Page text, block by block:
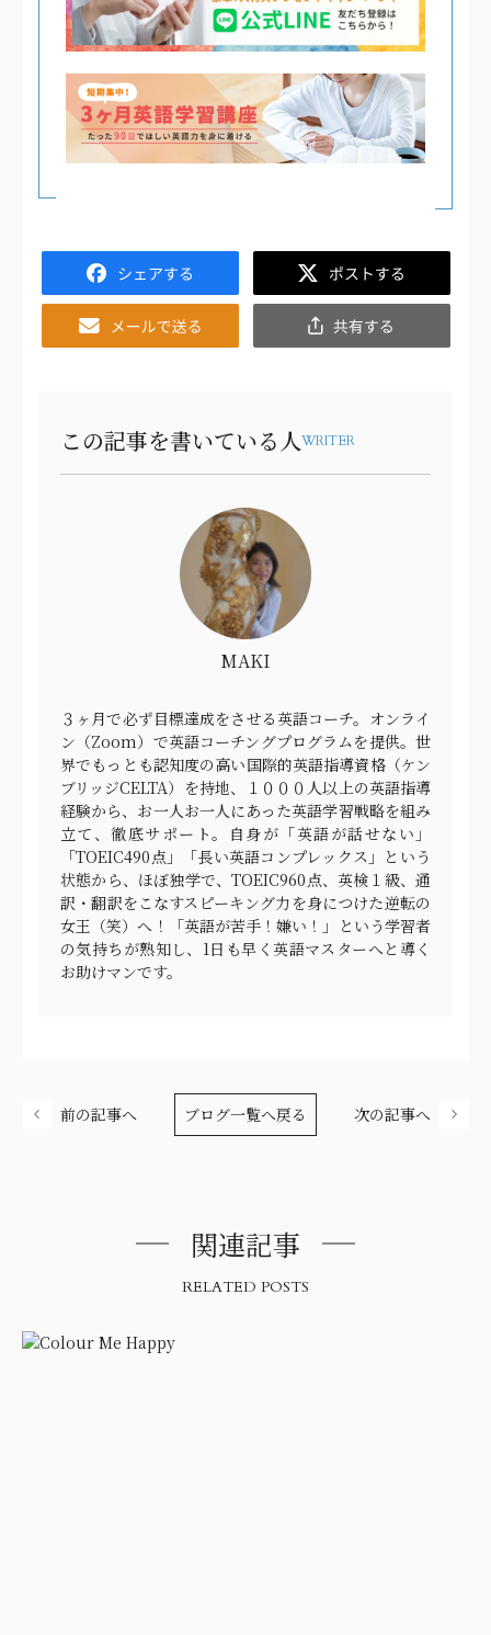
Facebook
Twitter
Email
共
有
この記事を書いている人WRITER
MAKI
３ヶ月で必ず目標達成をさせる英語コーチ。オンライ
ン（Zoom）で英語コーチングプログラムを提供。世
界でもっとも認知度の高い国際的英語指導資格（ケン
ブリッジCELTA）を持地、１０００人以上の英語指導
経験から、お一人お一人にあった英語学習戦略を組み
立て、徹底サポート。自身が「英語が話せない」
「TOEIC490点」「長い英語コンプレックス」という
状態から、ほぼ独学で、TOEIC960点、英検１級、通
訳・翻訳をこなすスピーキング力を身につけた逆転の
女王（笑）へ！「英語が苦手！嫌い！」という学習者
の気持ちが熟知し、1日も早く英語マスターへと導く
お助けマンです。
前の記事へ ブログ一覧へ戻る 次の記事へ
関連記事
RELATED POSTS